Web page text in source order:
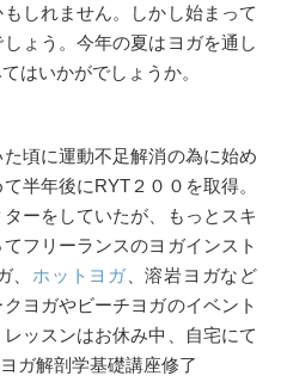
しれません。しかし始まって
ょう。今年の夏はヨガを通し
はいかがでしょうか。
頃に運動不足解消の為に始め
半年後にRYT２００を取得。
ーをしていたが、もっとスキ
フリーランスのヨガインスト
、 ホットヨガ 、溶岩ヨガなど
ヨガやビーチヨガのイベント
ッスンはお休み中、自宅にて
ガ解剖学基礎講座修了